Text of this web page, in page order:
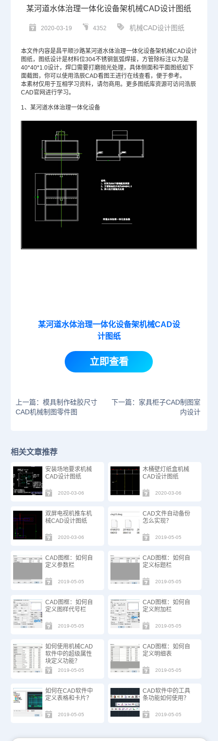
某河道水体治理一体化设备架机械CAD设计图纸
2020-03-19 4352 机械CAD设计图纸
本文件内容是昌平顺沙路某河道水体治理一体化设备架机械CAD设计
图纸，图纸设计是材料位304不锈钢氩弧焊接，方管除标注以为是
40*40*1.0设计，焊口需要打磨抛光处理，具体侧面和平面图纸如下
面截图，你可以使用浩辰CAD看图王进行在线查看，便于参考。
本素材仅用于互相学习资料，请勿商用。更多图纸库资源可访问浩辰
CAD官网进行学习。
1、某河道水体治理一体化设备
某河道水体治理一体化设备架机械CAD设
计图纸
立即查看
上一篇：模具制作硅胶尺寸
CAD机械制图零件图
下一篇：家具柜子CAD制图室
内设计
相关文章推荐
安装场地要求机械
CAD设计图纸
2020-03-06
木桶壁灯纸盒机械
CAD设计图纸
2020-03-06
双屏电视机推车机
械CAD设计图纸
2020-03-06
CAD文件自动备份
怎么实现？
2019-05-05
CAD图框：如何自
定义参数栏
2019-05-05
CAD图框：如何自
定义标题栏
2019-05-05
CAD图框：如何自
定义图样代号栏
2019-05-05
CAD图框：如何自
定义附加栏
2019-05-05
如何使用机械CAD
软件中的超级属性
块定义功能？
2019-05-05
CAD图框：如何自
定义明细表
2019-05-05
如何在CAD软件中
定义表格和卡片？
2019-05-05
CAD软件中的工具
条功能如何使用？
2019-05-05